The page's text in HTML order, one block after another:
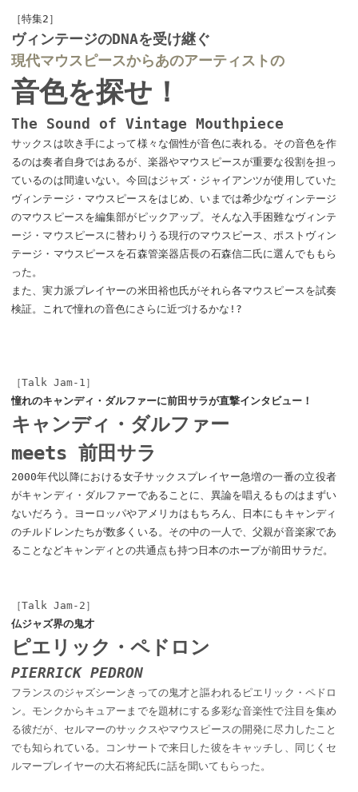
［特集2］
ヴィンテージのDNAを受け継ぐ
現代マウスピースからあのアーティストの
音色を探せ！
The Sound of Vintage Mouthpiece
サックスは吹き手によって様々な個性が音色に表れる。その音色を作
るのは奏者自身ではあるが、楽器やマウスピースが重要な役割を担っ
ているのは間違いない。今回はジャズ・ジャイアンツが使用していた
ヴィンテージ・マウスピースをはじめ、いまでは希少なヴィンテージ
のマウスピースを編集部がピックアップ。そんな入手困難なヴィンテ
ージ・マウスピースに替わりうる現行のマウスピース、ポストヴィン
テージ・マウスピースを石森管楽器店長の石森信二氏に選んでももら
った。
また、実力派プレイヤーの米田裕也氏がそれら各マウスピースを試奏
検証。これで憧れの音色にさらに近づけるかな!?
［Talk Jam-1］
憧れのキャンディ・ダルファーに前田サラが直撃インタビュー！
キャンディ・ダルファー
meets 前田サラ
2000年代以降における女子サックスプレイヤー急増の一番の立役者
がキャンディ・ダルファーであることに、異論を唱えるものはまずい
ないだろう。ヨーロッパやアメリカはもちろん、日本にもキャンディ
のチルドレンたちが数多くいる。その中の一人で、父親が音楽家であ
ることなどキャンディとの共通点も持つ日本のホープが前田サラだ。
［Talk Jam-2］
仏ジャズ界の鬼才
ピエリック・ペドロン
PIERRICK PEDRON
フランスのジャズシーンきっての鬼才と謳われるピエリック・ペドロ
ン。モンクからキュアーまでを題材にする多彩な音楽性で注目を集め
る彼だが、セルマーのサックスやマウスピースの開発に尽力したこと
でも知られている。コンサートで来日した彼をキャッチし、同じくセ
ルマープレイヤーの大石将紀氏に話を聞いてもらった。